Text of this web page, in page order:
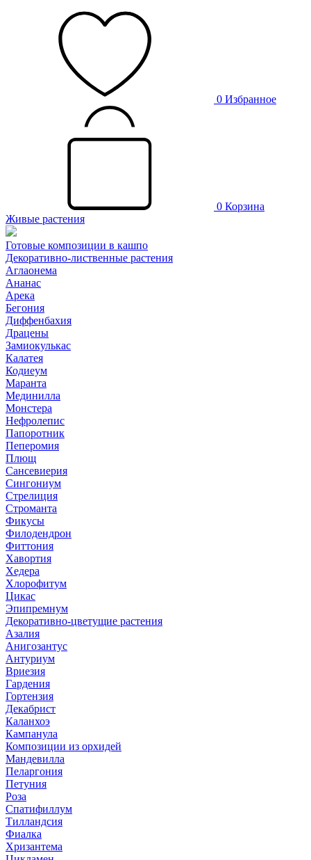
0 Избранное
0 Корзина
Живые растения
Готовые композиции в кашпо
Декоративно-лиственные растения
Аглаонема
Ананас
Арека
Бегония
Диффенбахия
Драцены
Замиокулькас
Калатея
Кодиеум
Маранта
Мединилла
Монстера
Нефролепис
Папоротник
Пеперомия
Плющ
Сансевиерия
Сингониум
Стрелиция
Строманта
Фикусы
Филодендрон
Фиттония
Хавортия
Хедера
Хлорофитум
Цикас
Эпипремнум
Декоративно-цветущие растения
Азалия
Анигозантус
Антуриум
Вриезия
Гардения
Гортензия
Декабрист
Каланхоэ
Кампанула
Композиции из орхидей
Мандевилла
Пеларгония
Петуния
Роза
Спатифиллум
Тилландсия
Фиалка
Хризантема